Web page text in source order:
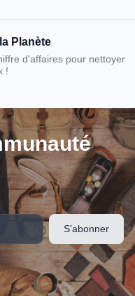
Planète
d'affaires pour nettoyer
!